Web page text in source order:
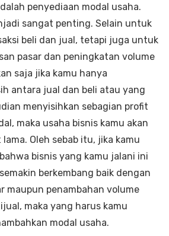
penyediaan modal usaha.
sangat penting. Selain untuk
beli dan jual, tetapi juga untuk
pasar dan peningkatan volume
saja jika kamu hanya
antara jual dan beli atau yang
menyisihkan sebagian profit
maka usaha bisnis kamu akan
Oleh sebab itu, jika kamu
bisnis yang kamu jalani ini
berkembang baik dengan
maupun penambahan volume
maka yang harus kamu
modal usaha.